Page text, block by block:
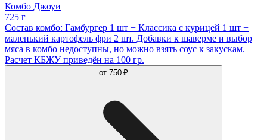
Комбо Джоуи
725 г
Состав комбо: Гамбургер 1 шт + Классика с курицей 1 шт +
маленький картофель фри 2 шт. Добавки к шаверме и выбор
мяса в комбо недоступны, но можно взять соус к закускам.
Расчет КБЖУ приведён на 100 гр.
от 750 ₽